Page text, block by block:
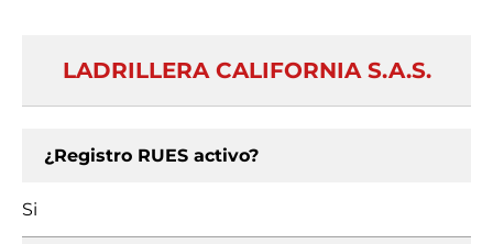
LADRILLERA CALIFORNIA S.A.S.
¿Registro RUES activo?
Si